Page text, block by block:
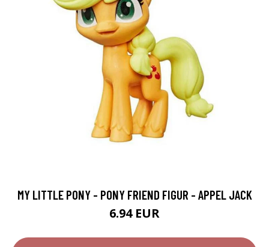
MY LITTLE PONY - PONY FRIEND FIGUR - APPEL JACK
6.94 EUR